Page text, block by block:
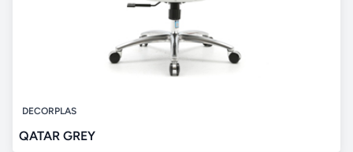
DECORPLAS
QATAR GREY